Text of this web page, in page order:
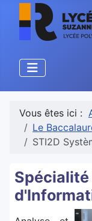
Vous êtes ici :
Le
STI2D